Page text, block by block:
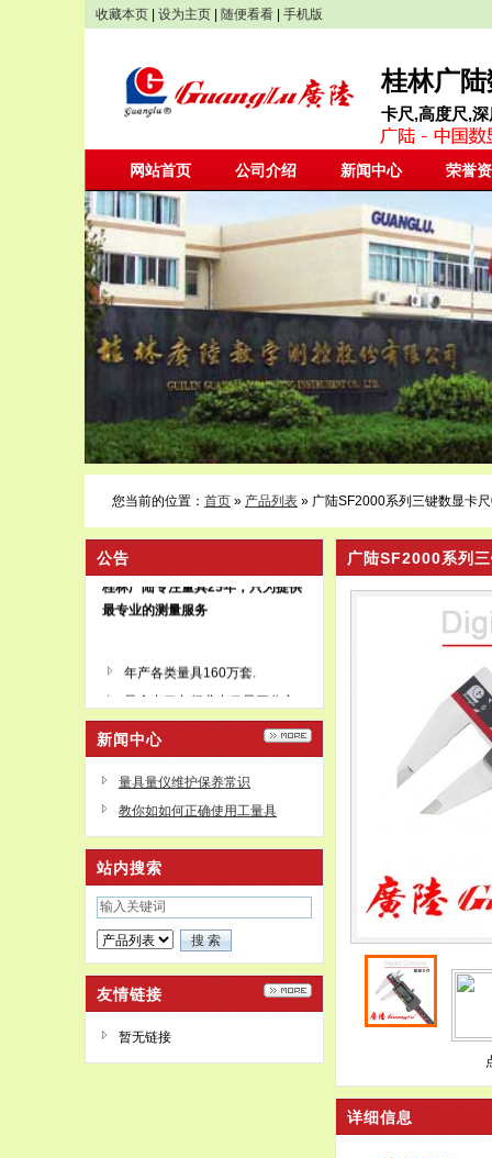
收藏本页 设为主页 随便看看 手机版
桂林广
卡尺,高度尺,
网站首页 公司介绍 新闻中心 荣誉
您当前的位置： 首页 » 产品列表 » 广陆SF2000系列三键数显卡
公告
桂林广陆专注量具25年，只为提供
最专业的测量服务
深股代码002175
新闻中心
量具量仪维护保养常识
教你如如何正确使用工量具
站内搜索
友情链接
暂无链接
广陆SF2000系列
详细信息